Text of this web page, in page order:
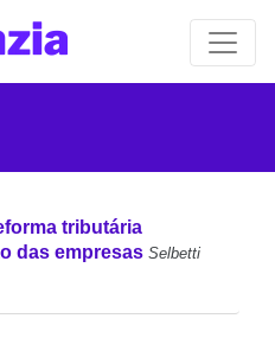
tributária
das empresas Selbetti